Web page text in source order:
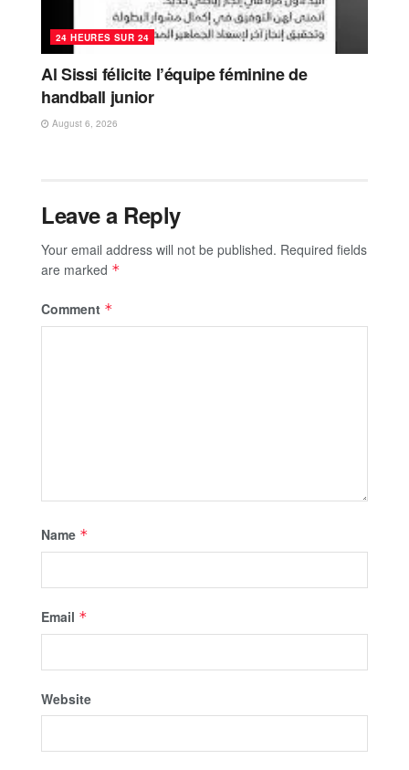
24 HEURES SUR 24
Al Sissi félicite l’équipe féminine de
handball junior
August 6, 2026
Leave a Reply
Your email address will not be published. Required fields
are marked *
Comment *
Name *
Email *
Website